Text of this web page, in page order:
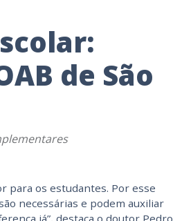
de São
para os estudantes. Por esse
necessárias e podem auxiliar
já”, destaca o doutor Pedro